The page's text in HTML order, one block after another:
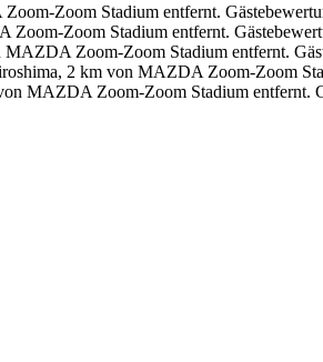
Zoom Stadium entfernt.
Zoom Stadium entfernt.
Zoom-Zoom Stadium entfernt.
2 km von MAZDA Zoom-Zoom
MAZDA Zoom-Zoom Stadium entfernt.